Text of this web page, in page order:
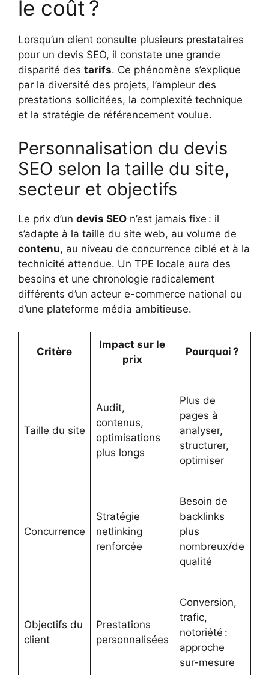
le coût ?
Lorsqu’un client consulte plusieurs prestataires
pour un devis SEO, il constate une grande
disparité des tarifs. Ce phénomène s’explique
par la diversité des projets, l’ampleur des
prestations sollicitées, la complexité technique
et la stratégie de référencement voulue.
Personnalisation du devis
SEO selon la taille du site,
secteur et objectifs
Le prix d’un devis SEO n’est jamais fixe : il
s’adapte à la taille du site web, au volume de
contenu, au niveau de concurrence ciblé et à la
technicité attendue. Un TPE locale aura des
besoins et une chronologie radicalement
différents d’un acteur e-commerce national ou
d’une plateforme média ambitieuse.
Critère
Impact sur le
prix
Pourquoi ?
Taille du site
Audit,
contenus,
optimisations
plus longs
Plus de
pages à
analyser,
structurer,
optimiser
Concurrence
Stratégie
netlinking
renforcée
Besoin de
backlinks
plus
nombreux/de
qualité
Objectifs du
client
Prestations
personnalisées
Conversion,
trafic,
notoriété :
approche
sur-mesure